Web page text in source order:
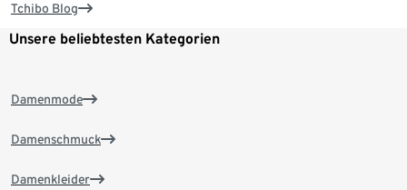
Tchibo Blog
Unsere beliebtesten Kategorien
Damenmode
Damenschmuck
Damenkleider